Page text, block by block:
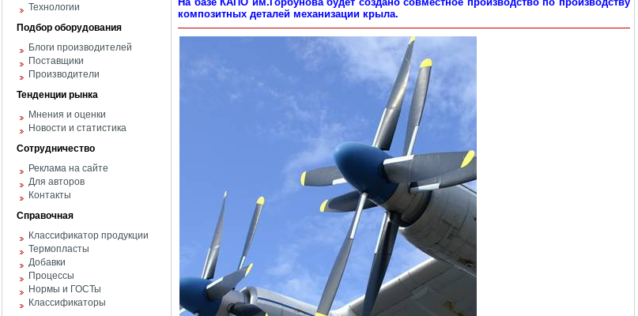
Технологии
Подбор оборудования
Блоги производителей
Поставщики
Производители
Тенденции рынка
Мнения и оценки
Новости и статистика
Сотрудничество
Реклама на сайте
Для авторов
Контакты
Справочная
Классификатор продукции
Термопласты
Добавки
Процессы
Нормы и ГОСТы
Классификаторы
композитных деталей механизации крыла.